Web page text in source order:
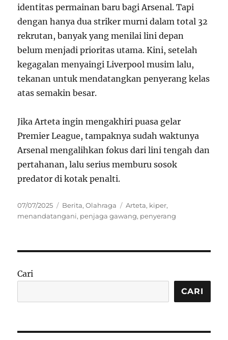
identitas permainan baru bagi Arsenal. Tapi
dengan hanya dua striker murni dalam total 32
rekrutan, banyak yang menilai lini depan
belum menjadi prioritas utama. Kini, setelah
kegagalan menyaingi Liverpool musim lalu,
tekanan untuk mendatangkan penyerang kelas
atas semakin besar.
Jika Arteta ingin mengakhiri puasa gelar
Premier League, tampaknya sudah waktunya
Arsenal mengalihkan fokus dari lini tengah dan
pertahanan, lalu serius memburu sosok
predator di kotak penalti.
Posted
on
07/07/2025 Categories
Berita,Olahraga Tags
Arteta, kiper,
menandatangani, penjaga gawang, penyerang
Cari
CARI